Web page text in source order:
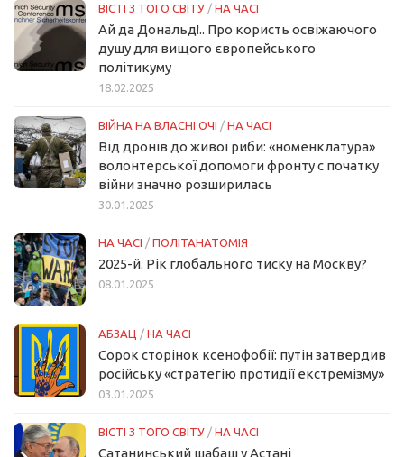
ВІСТІ З ТОГО СВІТУ / НА ЧАСІ
Ай да Дональд!.. Про користь освіжаючого
душу для вищого європейського
політикуму
18.02.2025
ВІЙНА НА ВЛАСНІ ОЧІ / НА ЧАСІ
Від дронів до живої риби: «номенклатура»
волонтерської допомоги фронту с початку
війни значно розширилась
30.01.2025
НА ЧАСІ / ПОЛІТАНАТОМІЯ
2025-й. Рік глобального тиску на Москву?
08.01.2025
АБЗАЦ / НА ЧАСІ
Сорок сторінок ксенофобії: путін затвердив
російську «стратегію протидії екстремізму»
03.01.2025
ВІСТІ З ТОГО СВІТУ / НА ЧАСІ
Сатанинський шабаш у Астані